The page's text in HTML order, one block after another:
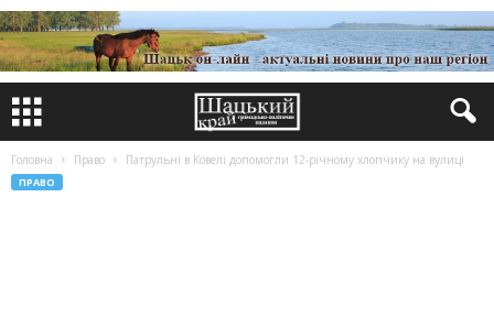
Головна Право Патрульні в Ковелі допомогли 12-річному хлопчику на вулиці
ПРАВО